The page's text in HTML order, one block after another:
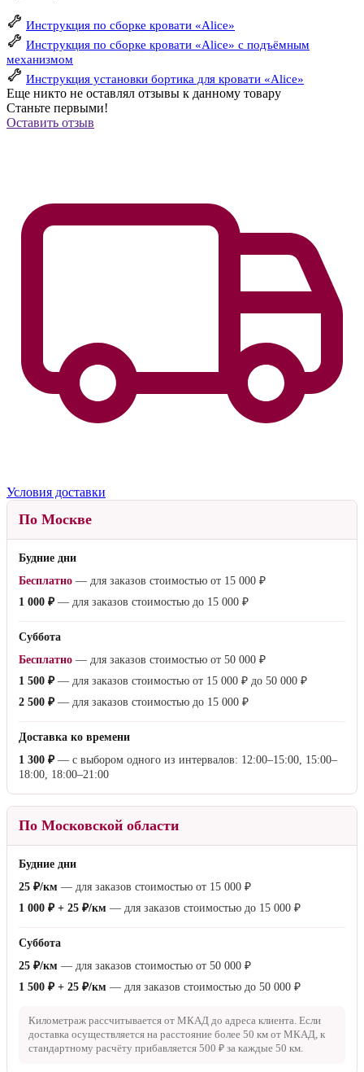
Инструкция по сборке кровати «Alice»
Инструкция по сборке кровати «Alice» с подъёмным
механизмом
Инструкция установки бортика для кровати «Alice»
Еще никто не оставлял отзывы к данному товару
Станьте первыми!
Оставить отзыв
Условия доставки
По Москве
Будние дни
Бесплатно — для заказов стоимостью от 15 000 ₽
1 000 ₽— для заказов стоимостью до 15 000 ₽
Суббота
Бесплатно — для заказов стоимостью от 50 000 ₽
1 500 ₽— для заказов стоимостью от 15 000 ₽ до 50 000 ₽
2 500 ₽— для заказов стоимостью до 15 000 ₽
Доставка ко времени
1 300 ₽— с выбором одного из интервалов: 12:00–15:00, 15:00–
18:00, 18:00–21:00
По Московской области
Будние дни
25 ₽/км — для заказов стоимостью от 15 000 ₽
1 000 ₽ + 25 ₽/км — для заказов стоимостью до 15 000 ₽
Суббота
25 ₽/км — для заказов стоимостью от 50 000 ₽
1 500 ₽ + 25 ₽/км — для заказов стоимостью до 50 000 ₽
Километраж рассчитывается от МКАД до адреса клиента. Если
доставка осуществляется на расстояние более 50 км от МКАД, к
стандартному расчёту прибавляется 500 ₽ за каждые 50 км.